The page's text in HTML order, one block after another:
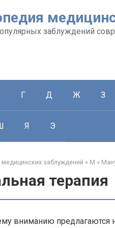
заблуждений
Г Д Ж З
Я Э
заблуждений » М »
терапия
вниманию предлагаются